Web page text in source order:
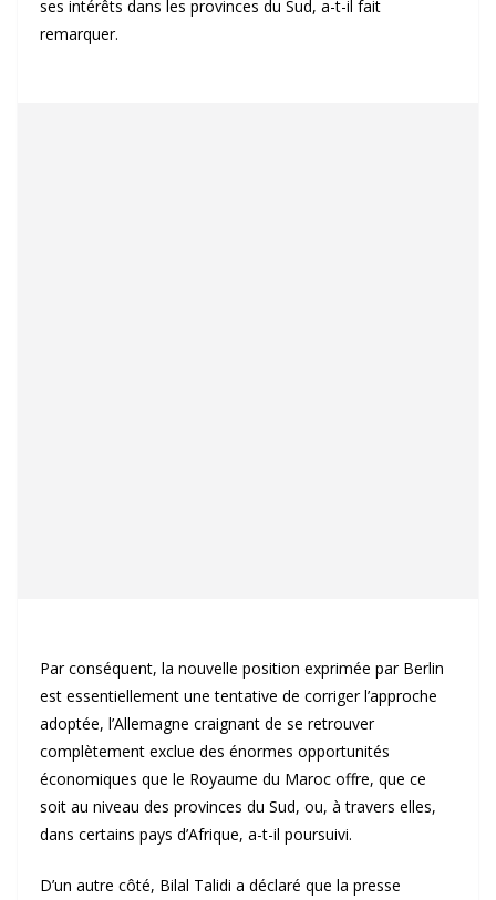
ses intérêts dans les provinces du Sud, a-t-il fait
remarquer.
Par conséquent, la nouvelle position exprimée par Berlin
est essentiellement une tentative de corriger l’approche
adoptée, l’Allemagne craignant de se retrouver
complètement exclue des énormes opportunités
économiques que le Royaume du Maroc offre, que ce
soit au niveau des provinces du Sud, ou, à travers elles,
dans certains pays d’Afrique, a-t-il poursuivi.
D’un autre côté, Bilal Talidi a déclaré que la presse